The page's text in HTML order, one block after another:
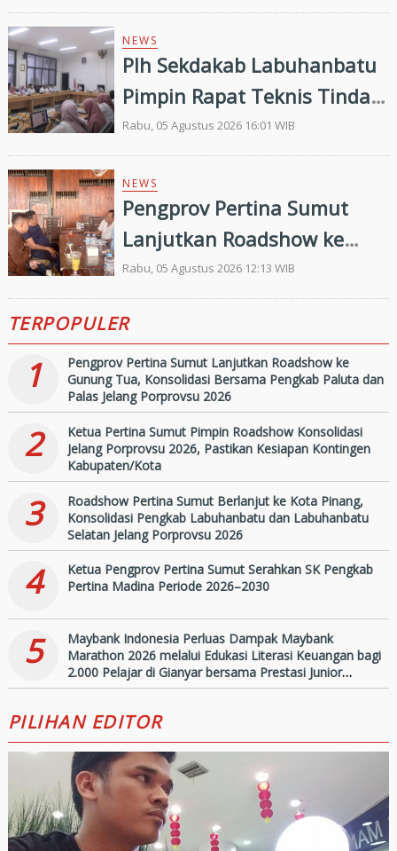
Merah Putih
NEWS
Plh Sekdakab Labuhanbatu
Pimpin Rapat Teknis Tindak
Lanjut Entry Meeting
Penilaian Kepatuhan
Pelayanan Publik Oleh
Ombudsman RI tahun 2026
Rabu, 05 Agustus 2026 16:01 WIB
NEWS
Pengprov Pertina Sumut
Lanjutkan Roadshow ke
Gunung Tua, Konsolidasi
Bersama Pengkab Paluta
dan Palas Jelang Porprovsu
2026
Rabu, 05 Agustus 2026 12:13 WIB
TERPOPULER
1
Pengprov Pertina Sumut Lanjutkan Roadshow ke
Gunung Tua, Konsolidasi Bersama Pengkab Paluta dan
Palas Jelang Porprovsu 2026
2
Ketua Pertina Sumut Pimpin Roadshow Konsolidasi
Jelang Porprovsu 2026, Pastikan Kesiapan Kontingen
Kabupaten/Kota
3
Roadshow Pertina Sumut Berlanjut ke Kota Pinang,
Konsolidasi Pengkab Labuhanbatu dan Labuhanbatu
Selatan Jelang Porprovsu 2026
4
Ketua Pengprov Pertina Sumut Serahkan SK Pengkab
Pertina Madina Periode 2026–2030
5
Maybank Indonesia Perluas Dampak Maybank
Marathon 2026 melalui Edukasi Literasi Keuangan bagi
2.000 Pelajar di Gianyar bersama Prestasi Junior
Indonesia
PILIHAN EDITOR